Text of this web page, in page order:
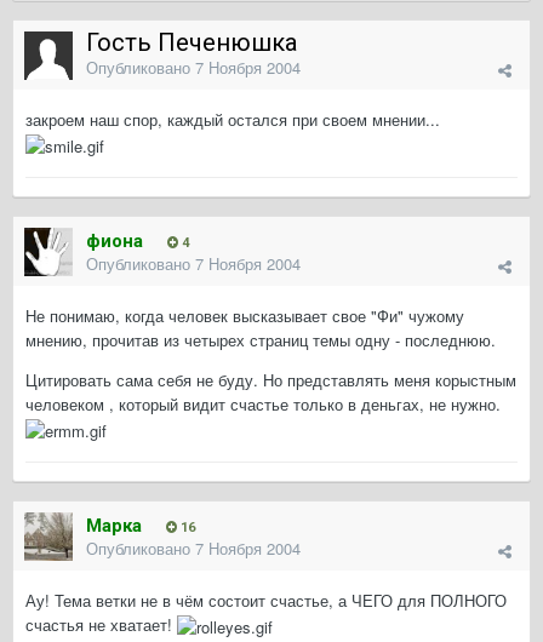
Гость Печенюшка
Опубликовано 7 Ноября 2004
закроем наш спор, каждый остался при своем мнении...
фиона 4
Опубликовано 7 Ноября 2004
Не понимаю, когда человек высказывает свое "Фи" чужому
мнению, прочитав из четырех страниц темы одну - последнюю.
Цитировать сама себя не буду. Но представлять меня корыстным
человеком , который видит счастье только в деньгах, не нужно.
Марка 16
Опубликовано 7 Ноября 2004
Ау! Тема ветки не в чём состоит счастье, а ЧЕГО для ПОЛНОГО
счастья не хватает!